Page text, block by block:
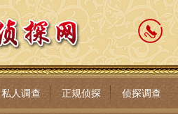
私人调查 正规侦探 侦探调查